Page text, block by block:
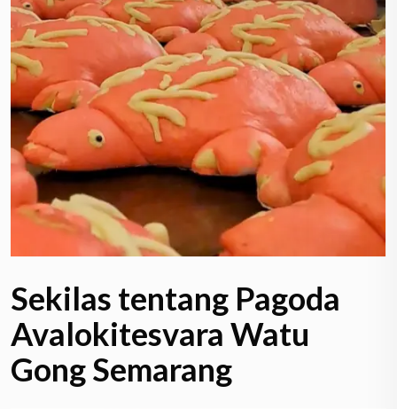
Sekilas tentang Pagoda
Avalokitesvara Watu
Gong Semarang